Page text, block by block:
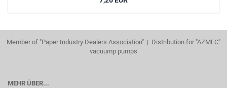
Member of "Paper Industry Dealers Association" | Distribution for "AZMEC"
vacuump pumps
MEHR ÜBER...